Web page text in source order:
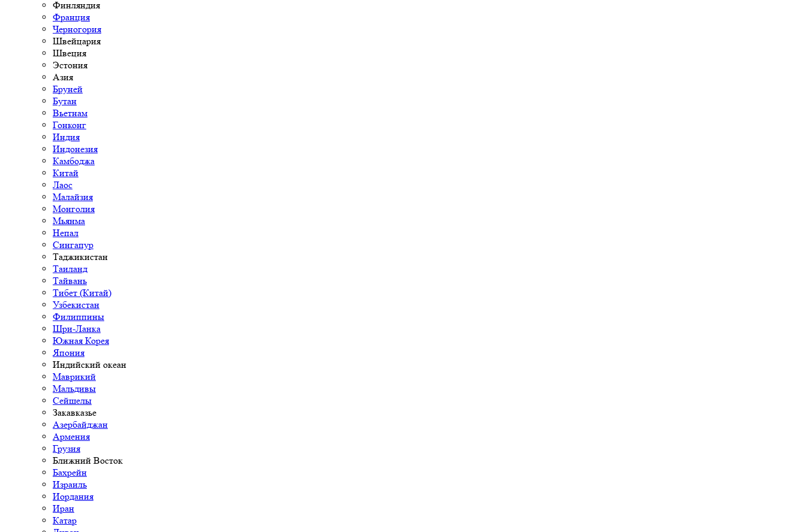
Финляндия
Франция
Черногория
Швейцария
Швеция
Эстония
Азия
Бруней
Бутан
Вьетнам
Гонконг
Индия
Индонезия
Камбоджа
Китай
Лаос
Малайзия
Монголия
Мьянма
Непал
Сингапур
Таджикистан
Таиланд
Тайвань
Тибет (Китай)
Узбекистан
Филиппины
Шри-Ланка
Южная Корея
Япония
Индийский океан
Маврикий
Мальдивы
Сейшелы
Закавказье
Азербайджан
Армения
Грузия
Ближний Восток
Бахрейн
Израиль
Иордания
Иран
Катар